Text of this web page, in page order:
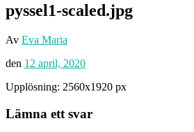
pyssel1-scaled.jpg
Av Eva Maria
den 12 april, 2020
Upplösning: 2560x1920 px
Lämna ett svar